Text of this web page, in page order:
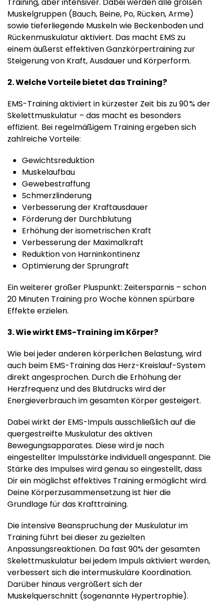
Muskelgruppen (Bauch, Beine, Po, Rücken, Arme)
sowie tieferliegende Muskeln wie Beckenboden und
Rückenmuskulatur aktiviert. Das macht EMS zu
einem äußerst effektiven Ganzkörpertraining zur
Steigerung von Kraft, Ausdauer und Körperform.
2. Welche Vorteile bietet das Training?
EMS-Training aktiviert in kürzester Zeit bis zu 90 % der
Skelettmuskulatur – das macht es besonders
effizient. Bei regelmäßigem Training ergeben sich
zahlreiche Vorteile:
Gewichtsreduktion
Muskelaufbau
Gewebestraffung
Schmerzlinderung
Verbesserung der Kraftausdauer
Förderung der Durchblutung
Erhöhung der isometrischen Kraft
Verbesserung der Maximalkraft
Reduktion von Harninkontinenz
Optimierung der Sprungraft
Ein weiterer großer Pluspunkt: Zeitersparnis – schon
20 Minuten Training pro Woche können spürbare
Effekte erzielen.
3. Wie wirkt EMS-Training im Körper?
Wie bei jeder anderen körperlichen Belastung, wird
auch beim EMS-Training das Herz-Kreislauf-System
direkt angesprochen. Durch die Erhöhung der
Herzfrequenz und des Blutdrucks wird der
Energieverbrauch im gesamten Körper gesteigert.
Dabei wirkt der EMS-Impuls ausschließlich auf die
quergestreifte Muskulatur des aktiven
Bewegungsapparates. Diese wird je nach
eingestellter Impulsstärke individuell angespannt. Die
Stärke des Impulses wird genau so eingestellt, dass
Dir ein möglichst effektives Training ermöglicht wird.
Deine Körperzusammensetzung ist hier die
Grundlage für das Krafttraining.
Die intensive Beanspruchung der Muskulatur im
Training führt bei dieser zu gezielten
Anpassungsreaktionen. Da fast 90% der gesamten
Skelettmuskulatur bei jedem Impuls aktiviert werden,
verbessert sich die intermuskuläre Koordination.
Darüber hinaus vergrößert sich der
Muskelquerschnitt (sogenannte Hypertrophie).